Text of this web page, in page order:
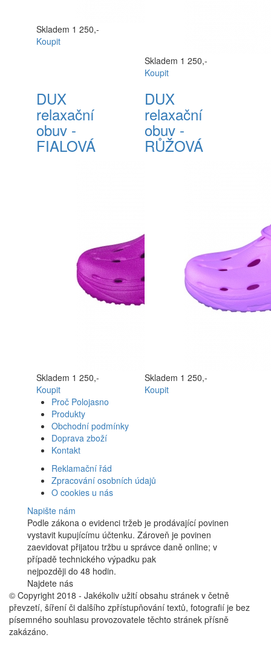
Skladem 1 250,-
Koupit
Skladem 1 250,-
Koupit
DUX
relaxační
obuv -
FIALOVÁ
Skladem 1 250,-
Koupit
DUX
relaxační
obuv -
RŮŽOVÁ
Skladem 1 250,-
Koupit
Proč Polojasno
Produkty
Obchodní podmínky
Doprava zboží
Kontakt
Reklamační řád
Zpracování osobních údajů
O cookies u nás
Napište nám
Podle zákona o evidenci tržeb je prodávající povinen
vystavit kupujícímu účtenku. Zároveň je povinen
zaevidovat přijatou tržbu u správce daně online; v
případě technického výpadku pak
nejpozději do 48 hodin.
Najdete nás
© Copyright 2018 - Jakékoliv užití obsahu stránek v četně
převzetí, šíření či dalšího zpřístupňování textů, fotografií je bez
písemného souhlasu provozovatele těchto stránek přísně
zakázáno.